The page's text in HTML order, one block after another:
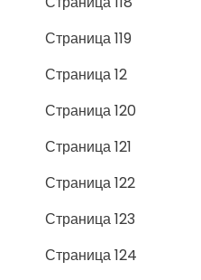
Страница 119
Страница 12
Страница 120
Страница 121
Страница 122
Страница 123
Страница 124